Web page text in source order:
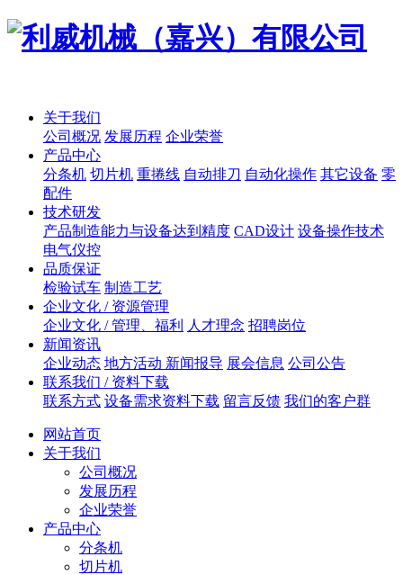
关于我们
公司概况 发展历程 企业荣誉
产品中心
分条机 切片机 重捲线 自动排刀 自动化操作 其它设备 零
配件
技术研发
产品制造能力与设备达到精度 CAD设计 设备操作技术
电气仪控
品质保证
检验试车 制造工艺
企业文化 / 资源管理
企业文化 / 管理、福利
人才理念 招聘岗位
新闻资讯
企业动态 地方活动 新闻报导 展会信息 公司公告
联系我们 / 资料下载
联系方式 设备需求资料下载 留言反馈 我们的客户群
网站首页
关于我们
公司概况
发展历程
企业荣誉
产品中心
分条机
切片机